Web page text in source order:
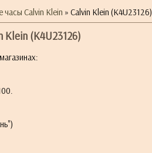
часы Calvin Klein » Calvin Klein (K4U23126)
Klein (K4U23126)